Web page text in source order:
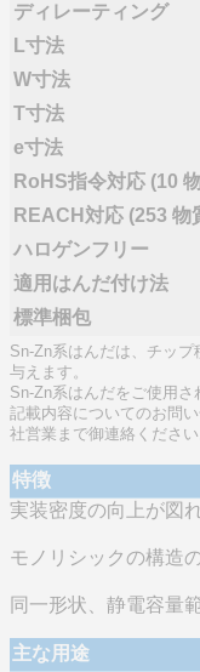
ディレーティング
L寸法
W寸法
T寸法
e寸法
RoHS指令対応 (10
REACH対応 (253 物
ハロゲンフリー
適用はんだ付け法
標準梱包
Sn-Zn系はんだは、チッ
与えます。
Sn-Zn系はんだをご使用さ
記載内容についてのお問
社営業まで御連絡ください
特徴
実装密度の向上が図
モノリシックの構造
同一形状、静電容量
主な用途